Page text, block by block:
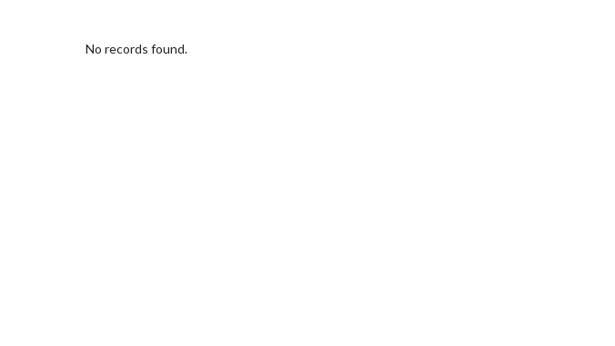
No records found.